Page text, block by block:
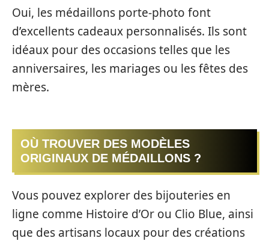
Oui, les médaillons porte-photo font
d’excellents cadeaux personnalisés. Ils sont
idéaux pour des occasions telles que les
anniversaires, les mariages ou les fêtes des
mères.
OÙ TROUVER DES MODÈLES
ORIGINAUX DE MÉDAILLONS ?
Vous pouvez explorer des bijouteries en
ligne comme Histoire d’Or ou Clio Blue, ainsi
que des artisans locaux pour des créations